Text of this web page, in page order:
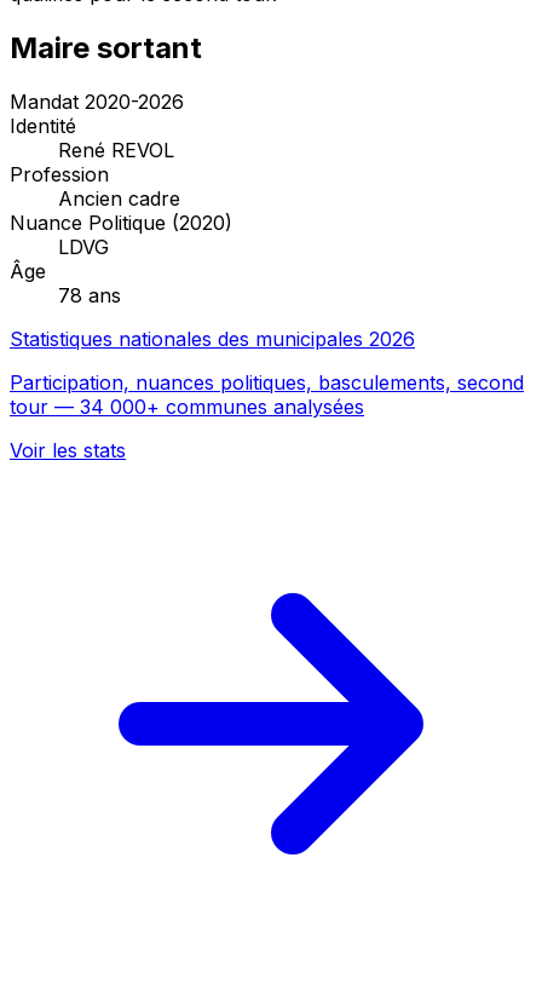
Maire sortant
Mandat 2020-2026
Identité
René REVOL
Profession
Ancien cadre
Nuance Politique (2020)
LDVG
Âge
78 ans
Statistiques nationales des municipales 2026
Participation, nuances politiques, basculements, second
tour — 34 000+ communes analysées
Voir les stats